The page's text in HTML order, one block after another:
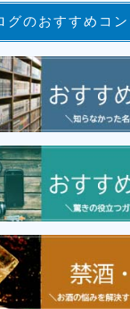
グのおすすめコ